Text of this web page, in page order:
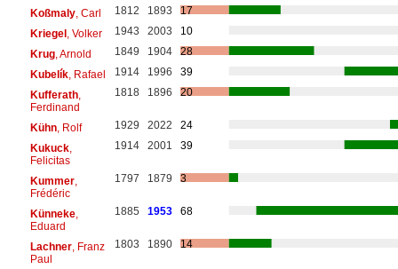
Koßmaly, Carl 1812 1893
17
Kriegel, Volker 1943 2003
10
Krug, Arnold 1849 1904
28
Kubelík, Rafael 1914 1996
39
Kufferath,
Ferdinand
1818 1896 20
Kühn, Rolf 1929 2022
24
Kukuck,
Felicitas
1914 2001 39
Kummer,
Frédéric
1797 1879 3
Künneke,
Eduard
1885 1953 68
Lachner, Franz
Paul
1803 1890 14